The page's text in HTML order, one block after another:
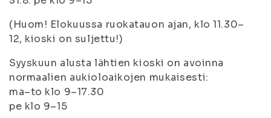
(Huom! Elokuussa ruokatauon ajan, klo 11.30–
12, kioski on suljettu!)
Syyskuun alusta lähtien kioski on avoinna
normaalien aukioloaikojen mukaisesti:
ma–to klo 9–17.30
pe klo 9–15